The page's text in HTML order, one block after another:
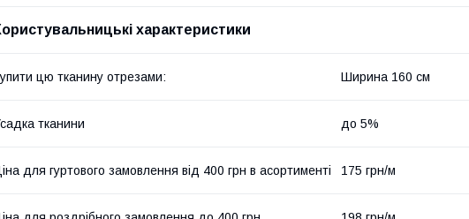
характеристики
цю тканину отрезами: Ширина 160 см
тканини до 5%
для гуртового замовлення від 400 грн в асортименті 175 грн/м